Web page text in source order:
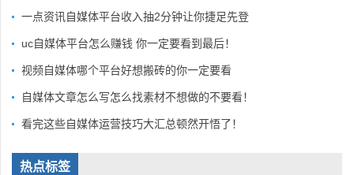
一点资讯自媒体平台收入抽2分钟让你捷足先登
uc自媒体平台怎么赚钱 你一定要看到最后！
视频自媒体哪个平台好想搬砖的你一定要看
自媒体文章怎么写怎么找素材不想做的不要看！
看完这些自媒体运营技巧大汇总顿然开悟了！
热点标签